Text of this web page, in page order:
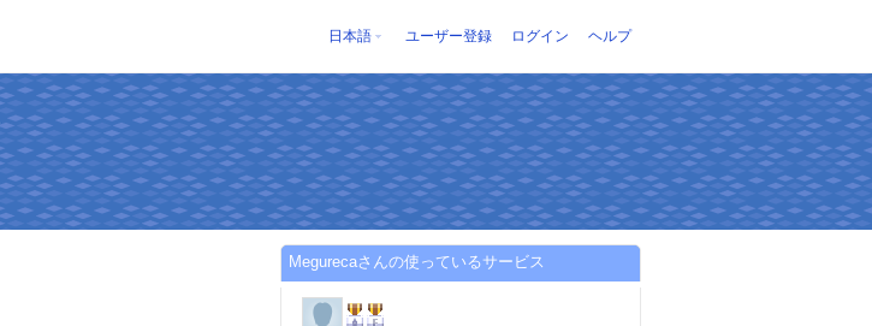
日本語 ユーザー登録 ログイン ヘルプ
Megurecaさんの使っているサービス